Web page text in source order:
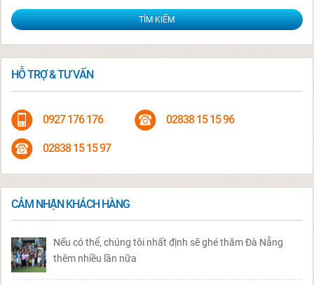
HỖ TRỢ & TƯ VẤN
0927 176 176 02838 15 15 96
02838 15 15 97
CẢM NHẬN KHÁCH HÀNG
Nếu có thể, chúng tôi nhất định sẽ ghé thăm Đà Nẵng
thêm nhiều lần nữa